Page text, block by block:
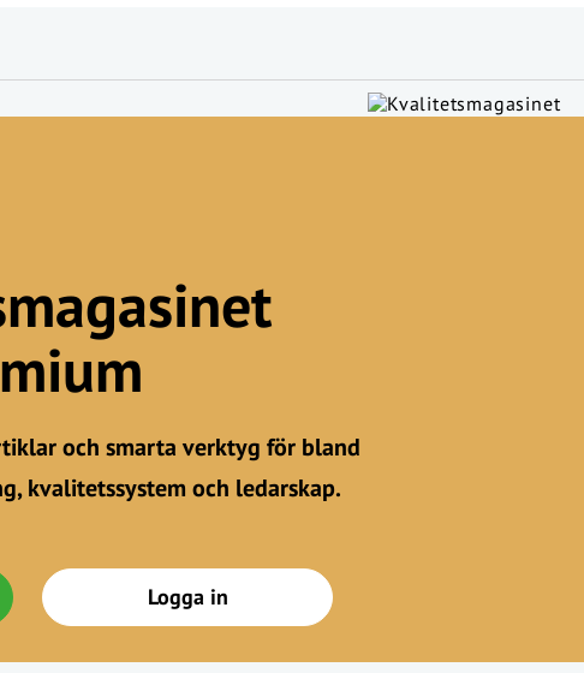
och smarta verktyg för bland
kvalitetssystem och ledarskap.
Logga in